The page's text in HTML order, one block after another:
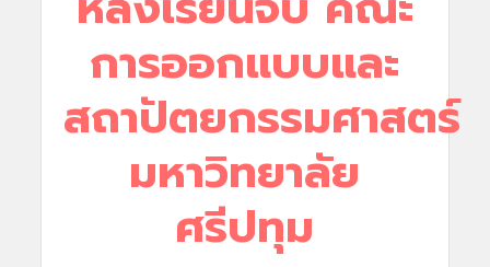
การออกแบบและ
สถาปัตยกรรมศาสตร์
มหาวิทยาลัย
ศรีปทุม